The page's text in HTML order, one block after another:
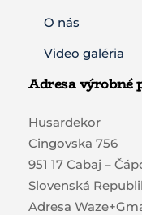
O nás
Video galéria
Adresa výrobné
Husardekor
Cingovska 756
951 17 Cabaj –
Slovenská
Adresa